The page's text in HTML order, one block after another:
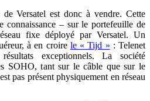
Versatel est donc à vendre. Cette
connaissance – sur le portefeuille de
fixe déployé par Versatel. Un
à en croire le « Tijd » : Telenet
exceptionnels. La société
SOHO, tant sur le câble que sur le
pas présent physiquement en réseau